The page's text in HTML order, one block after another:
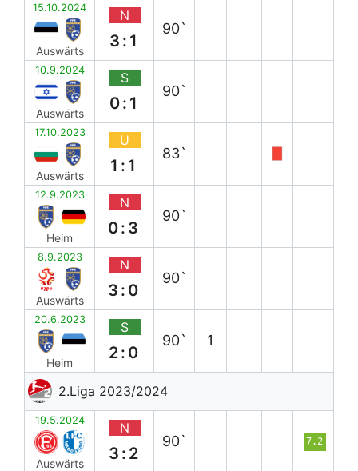
15.10.2024
Auswärts
N
3:1
90`
10.9.2024
Auswärts
S
0:1
90`
17.10.2023
Auswärts
U
1:1
83`
12.9.2023
Heim
N
0:3
90`
8.9.2023
Auswärts
N
3:0
90`
20.6.2023
Heim
S
2:0
90` 1
2.Liga 2023/2024
19.5.2024
Auswärts
N
3:2
90` 7.2